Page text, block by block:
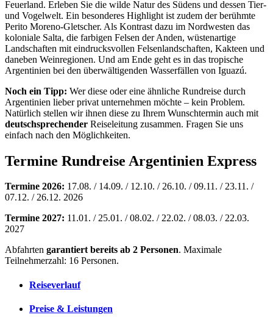
Feuerland. Erleben Sie die wilde Natur des Südens und dessen Tier-
und Vogelwelt. Ein besonderes Highlight ist zudem der berühmte
Perito Moreno-Gletscher. Als Kontrast dazu im Nordwesten das
koloniale Salta, die farbigen Felsen der Anden, wüstenartige
Landschaften mit eindrucksvollen Felsenlandschaften, Kakteen und
daneben Weinregionen. Und am Ende geht es in das tropische
Argentinien bei den überwältigenden Wasserfällen von Iguazú.
Noch ein Tipp: Wer diese oder eine ähnliche Rundreise durch
Argentinien lieber privat unternehmen möchte – kein Problem.
Natürlich stellen wir ihnen diese zu Ihrem Wunschtermin auch mit
deutschsprechender Reiseleitung zusammen. Fragen Sie uns
einfach nach den Möglichkeiten.
Termine Rundreise Argentinien Express
Termine 2026: 17.08. / 14.09. / 12.10. / 26.10. / 09.11. / 23.11. /
07.12. / 26.12. 2026
Termine 2027: 11.01. / 25.01. / 08.02. / 22.02. / 08.03. / 22.03.
2027
Abfahrten garantiert bereits ab 2 Personen. Maximale
Teilnehmerzahl: 16 Personen.
Reiseverlauf
Preise & Leistungen